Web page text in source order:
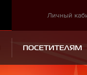
Личный
ПОСЕТИТЕЛЯМ